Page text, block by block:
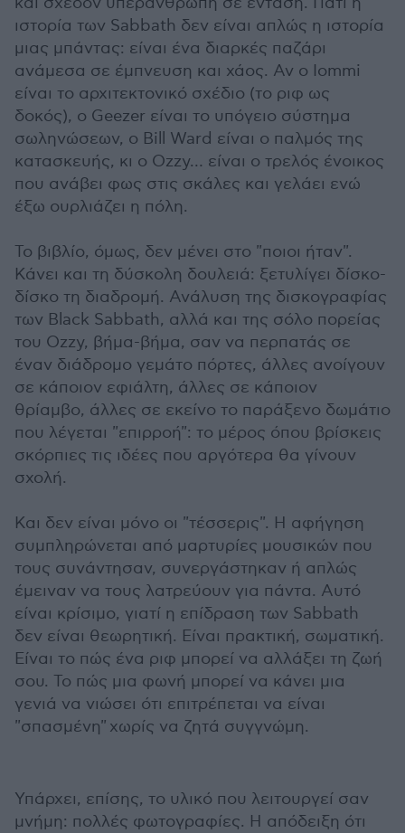
ιστορία των Sabbath δεν είναι απλώς η ιστορία
μιας μπάντας: είναι ένα διαρκές παζάρι
ανάμεσα σε έμπνευση και χάος. Αν ο Iommi
είναι το αρχιτεκτονικό σχέδιο (το ριφ ως
δοκός), ο Geezer είναι το υπόγειο σύστημα
σωληνώσεων, ο Bill Ward είναι ο παλμός της
κατασκευής, κι ο Ozzy… είναι ο τρελός ένοικος
που ανάβει φως στις σκάλες και γελάει ενώ
έξω ουρλιάζει η πόλη.
Το βιβλίο, όμως, δεν μένει στο "ποιοι ήταν".
Κάνει και τη δύσκολη δουλειά: ξετυλίγει δίσκο-
δίσκο τη διαδρομή. Ανάλυση της δισκογραφίας
των Black Sabbath, αλλά και της σόλο πορείας
του Ozzy, βήμα-βήμα, σαν να περπατάς σε
έναν διάδρομο γεμάτο πόρτες, άλλες ανοίγουν
σε κάποιον εφιάλτη, άλλες σε κάποιον
θρίαμβο, άλλες σε εκείνο το παράξενο δωμάτιο
που λέγεται "επιρροή": το μέρος όπου βρίσκεις
σκόρπιες τις ιδέες που αργότερα θα γίνουν
σχολή.
Και δεν είναι μόνο οι "τέσσερις". Η αφήγηση
συμπληρώνεται από μαρτυρίες μουσικών που
τους συνάντησαν, συνεργάστηκαν ή απλώς
έμειναν να τους λατρεύουν για πάντα. Αυτό
είναι κρίσιμο, γιατί η επίδραση των Sabbath
δεν είναι θεωρητική. Είναι πρακτική, σωματική.
Είναι το πώς ένα ριφ μπορεί να αλλάξει τη ζωή
σου. Το πώς μια φωνή μπορεί να κάνει μια
γενιά να νιώσει ότι επιτρέπεται να είναι
"σπασμένη" χωρίς να ζητά συγγνώμη.
Υπάρχει, επίσης, το υλικό που λειτουργεί σαν
μνήμη: πολλές φωτογραφίες. Η απόδειξη ότι